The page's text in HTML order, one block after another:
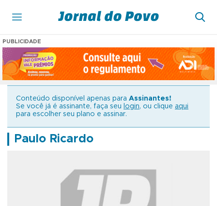
PUBLICIDADE
Conteúdo disponível apenas para Assinantes!
Se você já é assinante, faça seu
login, ou clique aqui
para escolher seu plano e assinar.
Paulo Ricardo